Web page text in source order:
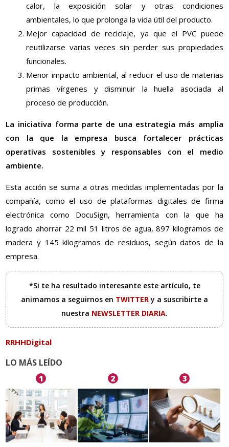
calor, la exposición solar y otras condiciones
ambientales, lo que prolonga la vida útil del producto.
Mejor capacidad de reciclaje, ya que el PVC puede
reutilizarse varias veces sin perder sus propiedades
funcionales.
Menor impacto ambiental, al reducir el uso de materias
primas vírgenes y disminuir la huella asociada al
proceso de producción.
La iniciativa forma parte de una estrategia más amplia
con la que la empresa busca fortalecer prácticas
operativas sostenibles y responsables con el medio
ambiente.
Esta acción se suma a otras medidas implementadas por la
compañía, como el uso de plataformas digitales de firma
electrónica como DocuSign, herramienta con la que ha
logrado ahorrar 22 mil 51 litros de agua, 897 kilogramos de
madera y 145 kilogramos de residuos, según datos de la
empresa.
*Si te ha resultado interesante este artículo, te
animamos a seguirnos en TWITTERy a suscribirte a
nuestra NEWSLETTER DIARIA.
RRHHDigital
LO MÁS LEÍDO
1 2 3